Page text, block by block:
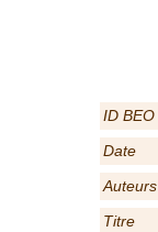
ID BEO
Date
Auteurs
Titre